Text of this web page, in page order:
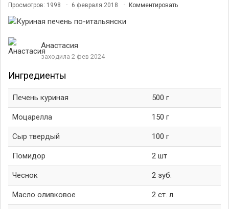
Просмотров: 1998 6 февраля 2018 Комментировать
Анастасия
заходила 2 фев 2024
Ингредиенты
Печень куриная 500 г
Моцарелла 150 г
Сыр твердый 100 г
Помидор 2 шт
Чеснок 2 зуб.
Масло оливковое 2 ст. л.